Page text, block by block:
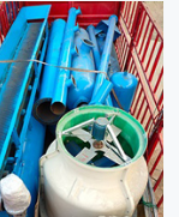
може